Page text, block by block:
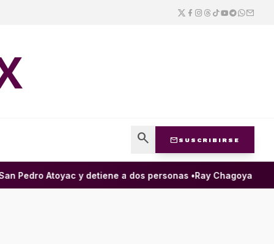
search mail SUSCRIBIRSE
Atoyac y detiene a dos personas •Ray Chagoya